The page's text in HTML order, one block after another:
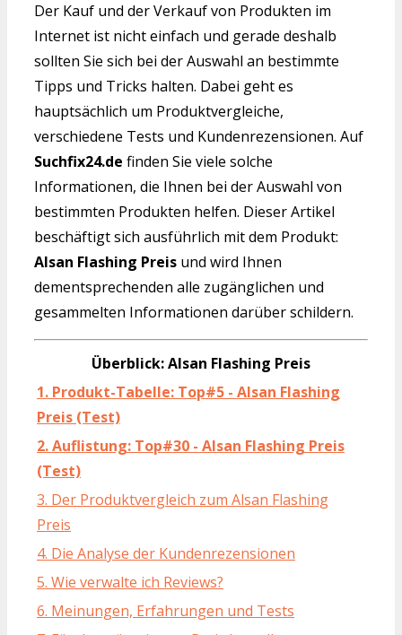
Der Kauf und der Verkauf von Produkten im
Internet ist nicht einfach und gerade deshalb
sollten Sie sich bei der Auswahl an bestimmte
Tipps und Tricks halten. Dabei geht es
hauptsächlich um Produktvergleiche,
verschiedene Tests und Kundenrezensionen. Auf
Suchfix24.de finden Sie viele solche
Informationen, die Ihnen bei der Auswahl von
bestimmten Produkten helfen. Dieser Artikel
beschäftigt sich ausführlich mit dem Produkt:
Alsan Flashing Preis und wird Ihnen
dementsprechenden alle zugänglichen und
gesammelten Informationen darüber schildern.
Überblick: Alsan Flashing Preis
1. Produkt-Tabelle: Top#5 - Alsan Flashing
Preis (Test)
2. Auflistung: Top#30 - Alsan Flashing Preis
(Test)
3. Der Produktvergleich zum Alsan Flashing
Preis
4. Die Analyse der Kundenrezensionen
5. Wie verwalte ich Reviews?
6. Meinungen, Erfahrungen und Tests